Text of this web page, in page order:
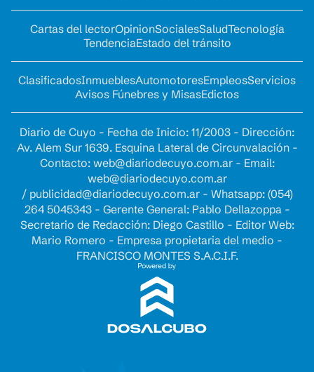
Cartas del lectorOpinionSocialesSaludTecnología
TendenciaEstado del tránsito
ClasificadosInmueblesAutomotoresEmpleosServicios
Avisos Fúnebres y MisasEdictos
Diario de Cuyo - Fecha de Inicio: 11/2003 - Dirección:
Av. Alem Sur 1639. Esquina Lateral de Circunvalación -
Contacto: web@diariodecuyo.com.ar- Email:
web@diariodecuyo.com.ar
/ publicidad@diariodecuyo.com.ar- Whatsapp: (054)
264 5045343 - Gerente General: Pablo Dellazoppa -
Secretario de Redacción: Diego Castillo - Editor Web:
Mario Romero - Empresa propietaria del medio -
FRANCISCO MONTES S.A.C.I.F.